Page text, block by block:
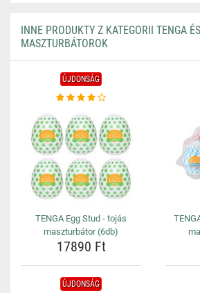
INNE PRODUKTY Z KATEGORII TENGA
MASZTURBÁTOROK
ÚJDONSÁG
TENGA Egg Stud - tojás
maszturbátor (6db)
17890 Ft
ÚJDONSÁG